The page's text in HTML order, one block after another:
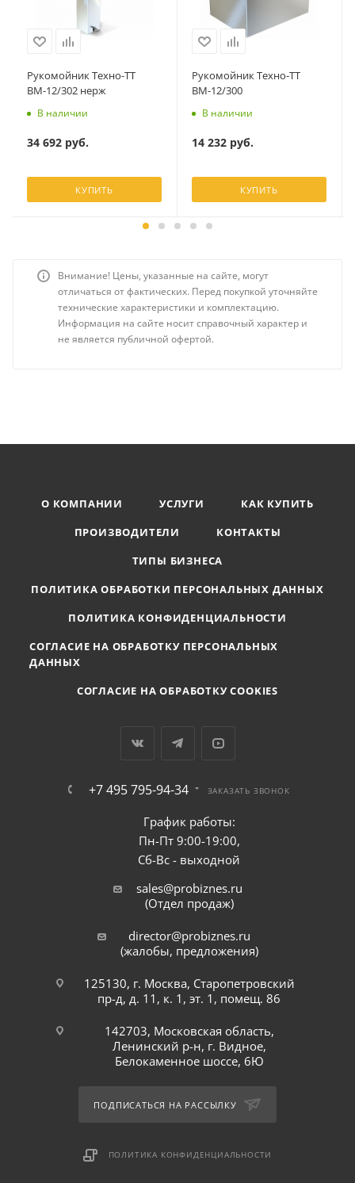
Рукомойник Техно-ТТ
ВМ-12/302 нерж
В наличии
34 692руб.
КУПИТЬ
Рукомойник Техно-ТТ
ВМ-12/300
В наличии
14 232руб.
КУПИТЬ
Внимание! Цены, указанные на сайте, могут
отличаться от фактических. Перед покупкой уточняйте
технические характеристики и комплектацию.
Информация на сайте носит справочный характер и
не является публичной офертой.
О КОМПАНИИ УСЛУГИ
КАК КУПИТЬ
ПРОИЗВОДИТЕЛИ
КОНТАКТЫ
ТИПЫ БИЗНЕСА
ПОЛИТИКА ОБРАБОТКИ ПЕРСОНАЛЬНЫХ ДАННЫХ
ПОЛИТИКА КОНФИДЕНЦИАЛЬНОСТИ
СОГЛАСИЕ НА ОБРАБОТКУ ПЕРСОНАЛЬНЫХ
ДАННЫХ
СОГЛАСИЕ НА ОБРАБОТКУ COOKIES
+7 495 795-94-34 ЗАКАЗАТЬ ЗВОНОК
График работы:
Пн-Пт 9:00-19:00,
Сб-Вс - выходной
sales@probiznes.ru
(Отдел продаж)
director@probiznes.ru
(жалобы, предложения)
125130, г. Москва, Старопетровский
пр-д, д. 11, к. 1, эт. 1, помещ. 86
142703, Московская область,
Ленинский р-н, г. Видное,
Белокаменное шоссе, 6Ю
ПОДПИСАТЬСЯ НА РАССЫЛКУ
ПОЛИТИКА КОНФИДЕНЦИАЛЬНОСТИ